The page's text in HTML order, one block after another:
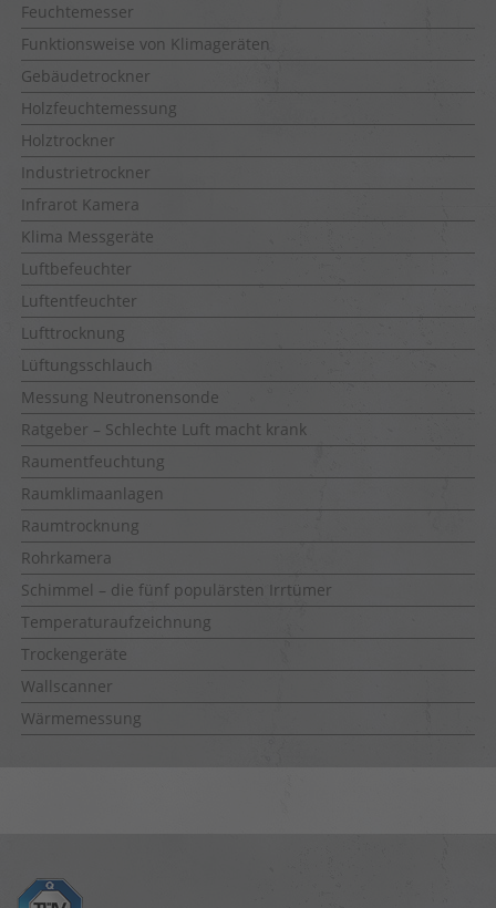
Feuchtemesser
Funktionsweise von Klimageräten
Gebäudetrockner
Holzfeuchtemessung
Holztrockner
Industrietrockner
Infrarot Kamera
Klima Messgeräte
Luftbefeuchter
Luftentfeuchter
Lufttrocknung
Lüftungsschlauch
Messung Neutronensonde
Ratgeber – Schlechte Luft macht krank
Raumentfeuchtung
Raumklimaanlagen
Raumtrocknung
Rohrkamera
Schimmel – die fünf populärsten Irrtümer
Temperaturaufzeichnung
Trockengeräte
Wallscanner
Wärmemessung